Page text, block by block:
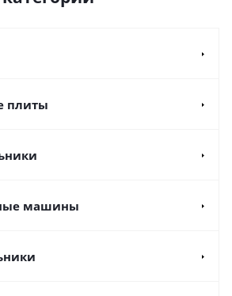
плиты
машины